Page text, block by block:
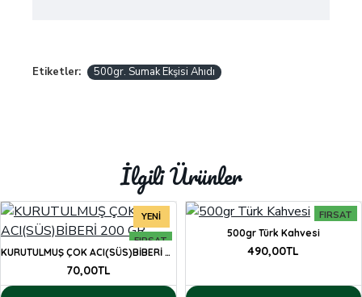
Etiketler: 500gr. Sumak Ekşisi Ahıdı
İlgili Ürünler
YENI
FIRSAT
KURUTULMUŞ ÇOK ACI(SÜS)BİBERİ 200 GR
70,00TL
FIRSAT
500gr Türk Kahvesi
490,00TL